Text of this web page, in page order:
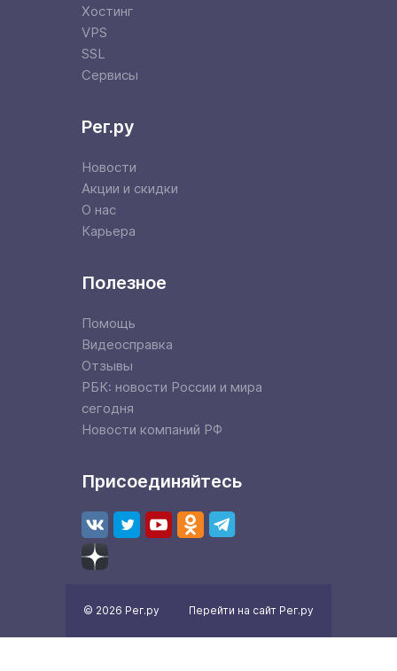
Хостинг
VPS
SSL
Сервисы
Рег.ру
Новости
Акции и скидки
О нас
Карьера
Полезное
Помощь
Видеосправка
Отзывы
РБК: новости России и мира
сегодня
Новости компаний РФ
Присоединяйтесь
© 2026 Рег.ру Перейти на сайт Рег.ру